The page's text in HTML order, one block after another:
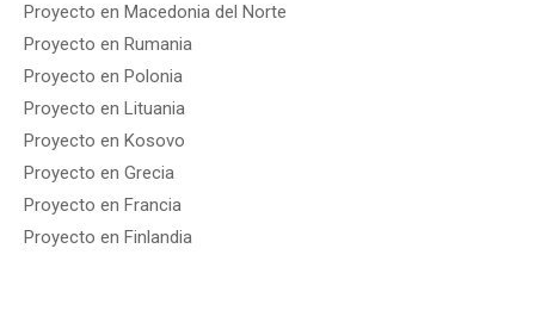
Proyecto en Macedonia del Norte
Proyecto en Rumania
Proyecto en Polonia
Proyecto en Lituania
Proyecto en Kosovo
Proyecto en Grecia
Proyecto en Francia
Proyecto en Finlandia